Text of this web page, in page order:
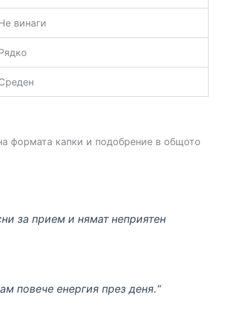
винаги
формата капки и подобрение в общото
за прием и нямат неприятен
повече енергия през деня.“